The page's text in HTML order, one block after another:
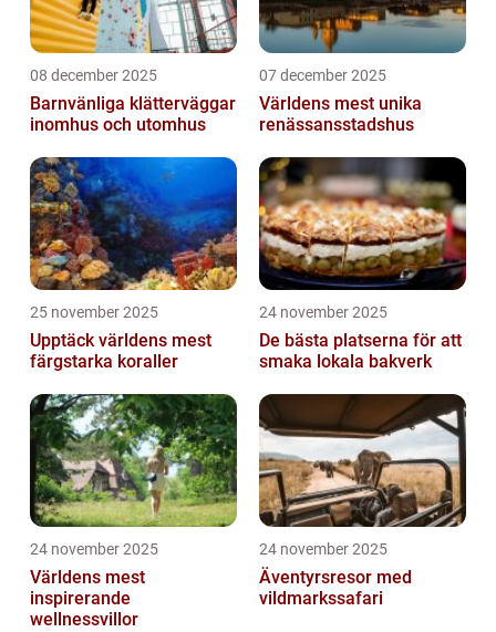
08 december 2025
Barnvänliga klätterväggar
inomhus och utomhus
07 december 2025
Världens mest unika
renässansstadshus
25 november 2025
Upptäck världens mest
färgstarka koraller
24 november 2025
De bästa platserna för att
smaka lokala bakverk
24 november 2025
Världens mest
inspirerande
wellnessvillor
24 november 2025
Äventyrsresor med
vildmarkssafari